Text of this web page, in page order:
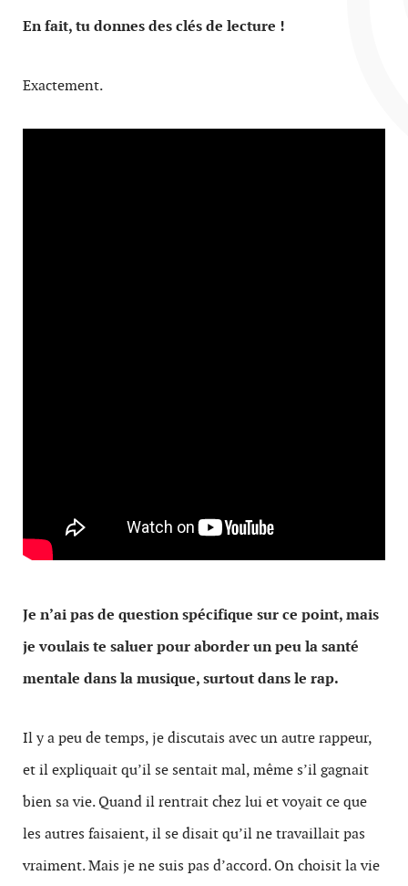
En fait, tu donnes des clés de lecture !
Exactement.
Je n’ai pas de question spécifique sur ce point, mais
je voulais te saluer pour aborder un peu la santé
mentale dans la musique, surtout dans le rap.
Il y a peu de temps, je discutais avec un autre rappeur,
et il expliquait qu’il se sentait mal, même s’il gagnait
bien sa vie. Quand il rentrait chez lui et voyait ce que
les autres faisaient, il se disait qu’il ne travaillait pas
vraiment. Mais je ne suis pas d’accord. On choisit la vie